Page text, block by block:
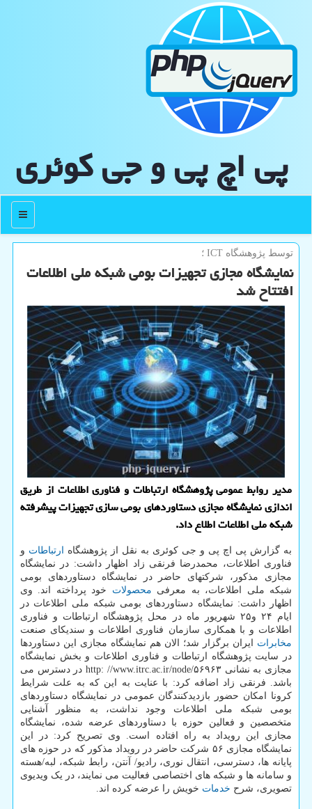
پی اچ پی و جی كوئری
منو
توسط پژوهشگاه ICT ؛
نمایشگاه مجازی تجهیزات بومی شبكه ملی اطلاعات
افتتاح شد
مدیر روابط عمومی پژوهشگاه ارتباطات و فناوری اطلاعات از طریق
اندازی نمایشگاه مجازی دستاوردهای بومی سازی تجهیزات پیشرفته
شبكه ملی اطلاعات اطلاع داد.
به گزارش پی اچ پی و جی کوئری به نقل از پژوهشگاه ارتباطات و
فناوری اطلاعات، محمدرضا فرنقی زاد اظهار داشت: در نمایشگاه
مجازی مذکور، شرکتهای حاضر در نمایشگاه دستاوردهای بومی
شبکه ملی اطلاعات، به معرفی محصولات خود پرداخته اند. وی
اظهار داشت: نمایشگاه دستاوردهای بومی شبکه ملی اطلاعات در
ایام ۲۴ و۲۵ شهریور ماه در محل پژوهشگاه ارتباطات و فناوری
اطلاعات و با همکاری سازمان فناوری اطلاعات و سندیکای صنعت
مخابرات ایران برگزار شد؛ الان هم نمایشگاه مجازی این دستاوردها
در سایت پژوهشگاه ارتباطات و فناوری اطلاعات و بخش نمایشگاه
مجازی به نشانی http: //www.itrc.ac.ir/node/۵۶۹۶۳ در دسترس می
باشد. فرنقی زاد اضافه کرد: با عنایت به این که به علت شرایط
کرونا امکان حضور بازدیدکنندگان عمومی در نمایشگاه دستاوردهای
بومی شبکه ملی اطلاعات وجود نداشت، به منظور آشنایی
متخصصین و فعالین حوزه با دستاوردهای عرضه شده، نمایشگاه
مجازی این رویداد به راه افتاده است. وی تصریح کرد: در این
نمایشگاه مجازی ۵۶ شرکت حاضر در رویداد مذکور که در حوزه های
پایانه ها، دسترسی، انتقال نوری، رادیو/ آنتن، رابط شبکه، لبه/هسته
و سامانه ها و شبکه های اختصاصی فعالیت می نمایند، در یک ویدیوی
تصویری، شرح خدمات خویش را عرضه کرده اند.